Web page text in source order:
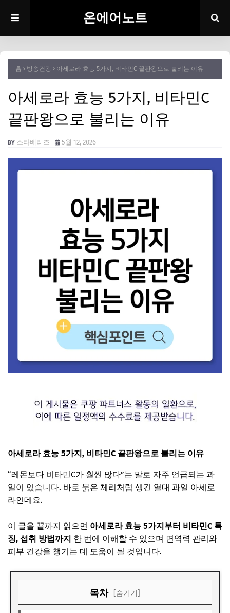
온에어노트
홈 방송건강 아세로라 효능 5가지, 비타민C 끝판왕으로 불리는 이유
아세로라 효능 5가지, 비타민C
끝판왕으로 불리는 이유
스타베리즈 5월 12, 2026
아세로라 효능 5가지, 비타민C 끝판왕으로 불리는 이유
“레몬보다 비타민C가 훨씬 많다”는 말로 자주 언급되는 과
일이 있습니다. 바로 붉은 체리처럼 생긴 열대 과일 아세로
라인데요.
이 글을 끝까지 읽으면 아세로라 효능 5가지부터 비타민C 특
징, 섭취 방법까지 한 번에 이해할 수 있으며 면역력 관리와
피부 건강을 챙기는 데 도움이 될 것입니다.
목차 [숨기기]